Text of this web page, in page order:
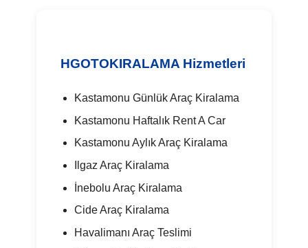
HGOTOKIRALAMA Hizmetleri
Kastamonu Günlük Araç Kiralama
Kastamonu Haftalık Rent A Car
Kastamonu Aylık Araç Kiralama
Ilgaz Araç Kiralama
İnebolu Araç Kiralama
Cide Araç Kiralama
Havalimanı Araç Teslimi